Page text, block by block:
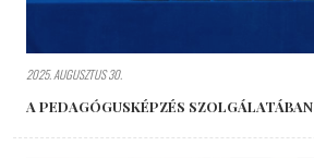
2025. AUGUSZTUS 30.
A PEDAGÓGUSKÉPZÉS SZOLGÁLATÁBAN